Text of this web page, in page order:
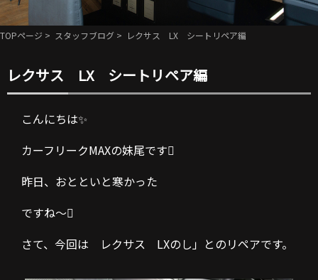
TOPページ > スタッフブログ > レクサス LX シートリペア編
レクサス LX シートリペア編
こんにちは✨
カーフリークMAXの妹尾です
昨日、おとといと寒かった
ですね～
さて、今回は レクサス LXのし」とのリペアです。